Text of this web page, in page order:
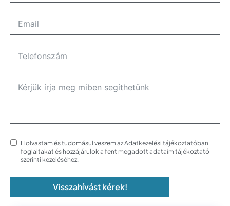
Elolvastam és tudomásul veszem az Adatkezelési tájékoztatóban
foglaltakat és hozzájárulok a fent megadott adataim tájékoztató
szerinti kezeléséhez.
Visszahívást kérek!